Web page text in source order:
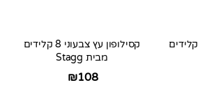
קסילופון עץ צבעוני 15 קלידים
קסילופון עץ צבעוני 8 קלידים
מבית Stagg
₪108